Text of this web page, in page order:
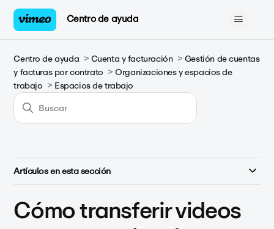
Centro de ayuda
Centro de ayuda Cuenta y facturación
Gestión de cuentas
y facturas por contrato
Organizaciones y espacios de
trabajo
Espacios de trabajo
Artículos en esta sección
Cómo transferir videos